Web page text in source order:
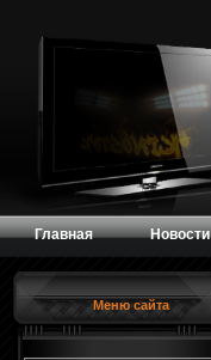
Главная Новости
Меню сайта